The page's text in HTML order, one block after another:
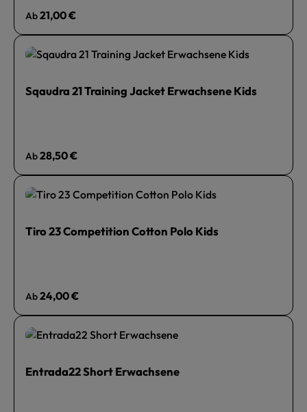
Regulärer Preis:
Ab21,00 €
Sqaudra 21 Training Jacket Erwachsene Kids
Regulärer Preis:
Ab28,50 €
Tiro 23 Competition Cotton Polo Kids
Regulärer Preis:
Ab24,00 €
Entrada22 Short Erwachsene